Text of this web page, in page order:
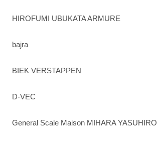
HIROFUMI UBUKATA ARMURE
bajra
BIEK VERSTAPPEN
D-VEC
General Scale Maison MIHARA YASUHIRO